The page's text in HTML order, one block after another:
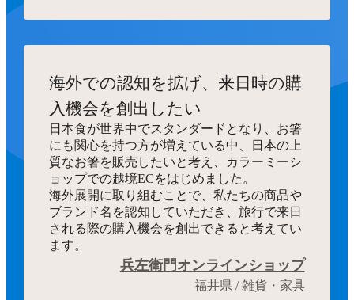
海外での認知を拡げ、来日時の購
入機会を創出したい
日本食が世界中でスタンダードとなり、お箸
にも関心を持つ方が増えている中、日本の上
質なお箸を販売したいと考え、カラーミーシ
ョップでの越境ECをはじめました。
海外展開に取り組むことで、私たちの商品や
ブランド名を認知していただき、旅行で来日
される際の購入機会を創出できると考えてい
ます。
兵左衛門オンラインショップ
福井県 / 雑貨・家具